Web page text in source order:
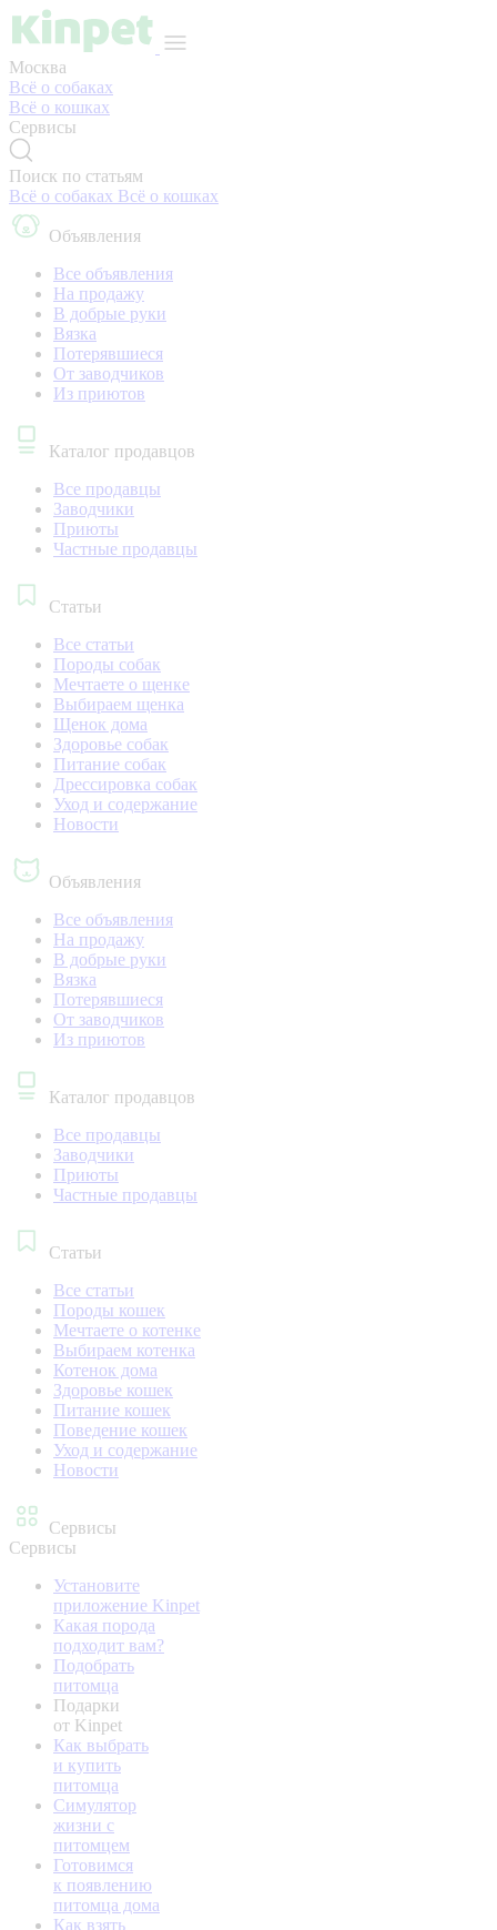
Москва
Всё о собаках
Всё о кошках
Сервисы
Поиск по статьям
Всё о собаках Всё о кошках
Объявления
Все объявления
На продажу
В добрые руки
Вязка
Потерявшиеся
От заводчиков
Из приютов
Каталог продавцов
Все продавцы
Заводчики
Приюты
Частные продавцы
Статьи
Все статьи
Породы собак
Мечтаете о щенке
Выбираем щенка
Щенок дома
Здоровье собак
Питание собак
Дрессировка собак
Уход и содержание
Новости
Объявления
Все объявления
На продажу
В добрые руки
Вязка
Потерявшиеся
От заводчиков
Из приютов
Каталог продавцов
Все продавцы
Заводчики
Приюты
Частные продавцы
Статьи
Все статьи
Породы кошек
Мечтаете о котенке
Выбираем котенка
Котенок дома
Здоровье кошек
Питание кошек
Поведение кошек
Уход и содержание
Новости
Сервисы
Сервисы
Установите
приложение Kinpet
Какая порода
подходит вам?
Подобрать
питомца
Подарки
от Kinpet
Как выбрать
и купить
питомца
Симулятор
жизни с
питомцем
Готовимся
к появлению
питомца дома
Как взять